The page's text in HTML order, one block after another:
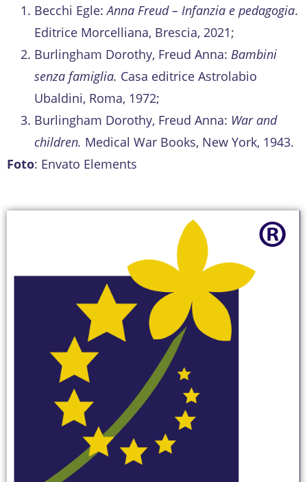
Becchi Egle:Anna Freud – Infanzia e pedagogia.
Editrice Morcelliana, Brescia, 2021;
Burlingham Dorothy, Freud Anna: Bambini
senza famiglia. Casa editrice Astrolabio
Ubaldini, Roma, 1972;
Burlingham Dorothy, Freud Anna: War and
children. Medical War Books, New York, 1943.
Foto: Envato Elements